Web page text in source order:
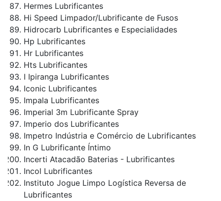
Hermes Lubrificantes
Hi Speed Limpador/Lubrificante de Fusos
Hidrocarb Lubrificantes e Especialidades
Hp Lubrificantes
Hr Lubrificantes
Hts Lubrificantes
I Ipiranga Lubrificantes
Iconic Lubrificantes
Impala Lubrificantes
Imperial 3m Lubrificante Spray
Imperio dos Lubrificantes
Impetro Indústria e Comércio de Lubrificantes
In G Lubrificante Íntimo
Incerti Atacadão Baterias - Lubrificantes
Incol Lubrificantes
Instituto Jogue Limpo Logística Reversa de
Lubrificantes